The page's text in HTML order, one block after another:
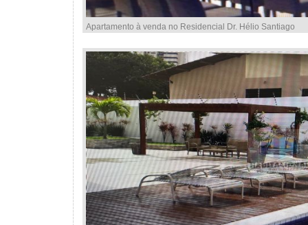
Apartamento à venda no Residencial Dr. Hélio Santiago